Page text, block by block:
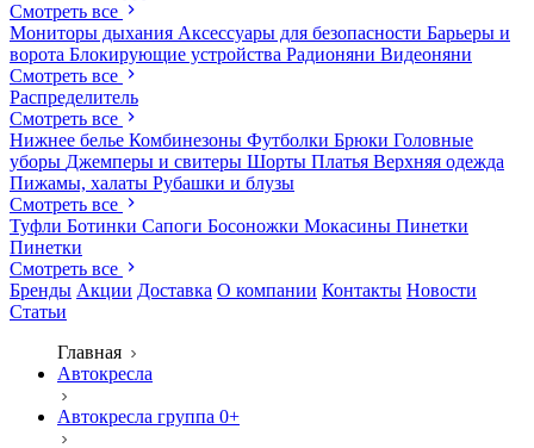
Смотреть все
Мониторы дыхания Аксессуары для безопасности Барьеры и
ворота Блокирующие устройства Радионяни Видеоняни
Смотреть все
Распределитель
Смотреть все
Нижнее белье Комбинезоны Футболки Брюки Головные
уборы Джемперы и свитеры Шорты Платья Верхняя одежда
Пижамы, халаты Рубашки и блузы
Смотреть все
Туфли Ботинки Сапоги Босоножки Мокасины Пинетки
Пинетки
Смотреть все
Бренды Акции Доставка О компании Контакты Новости
Статьи
Главная
Автокресла
Автокресла группа 0+